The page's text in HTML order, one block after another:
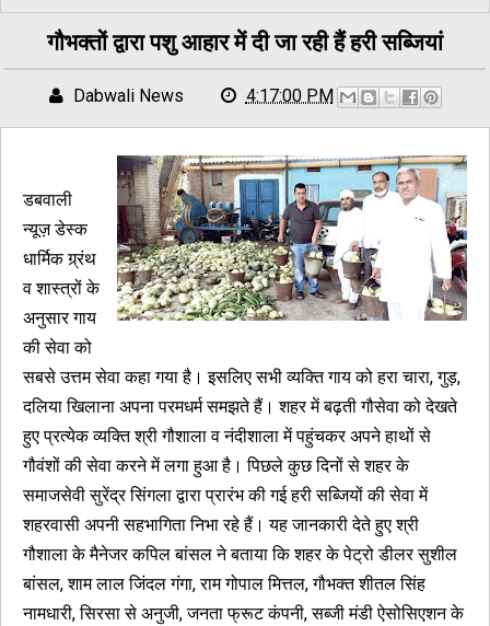
गौभक्तों द्वारा पशु आहार में दी जा रही हैं हरी सब्जियां
Dabwali News 4:17:00 PM
डबवाली
न्यूज़ डेस्क
धार्मिक ग्र्रंथ
व शास्त्रों के
अनुसार गाय
की सेवा को
सबसे उत्तम सेवा कहा गया है। इसलिए सभी व्यक्ति गाय को हरा चारा, गुड़,
दलिया खिलाना अपना परमधर्म समझते हैं। शहर में बढ़ती गौसेवा को देखते
हुए प्रत्येक व्यक्ति श्री गौशाला व नंदीशाला में पहुंचकर अपने हाथों से
गौवंशों की सेवा करने में लगा हुआ है। पिछले कुछ दिनों से शहर के
समाजसेवी सुरेंद्र सिंगला द्वारा प्रारंभ की गई हरी सब्जियों की सेवा में
शहरवासी अपनी सहभागिता निभा रहे हैं। यह जानकारी देते हुए श्री
गौशाला के मैनेजर कपिल बांसल ने बताया कि शहर के पेट्रो डीलर सुशील
बांसल, शाम लाल जिंदल गंगा, राम गोपाल मित्तल, गौभक्त शीतल सिंह
नामधारी, सिरसा से अनुजी, जनता फ्रूट कंपनी, सब्जी मंडी ऐसोसिएशन के